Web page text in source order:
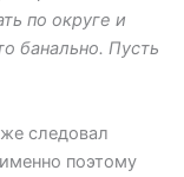
по округе и
банально. Пусть
следовал
поэтому